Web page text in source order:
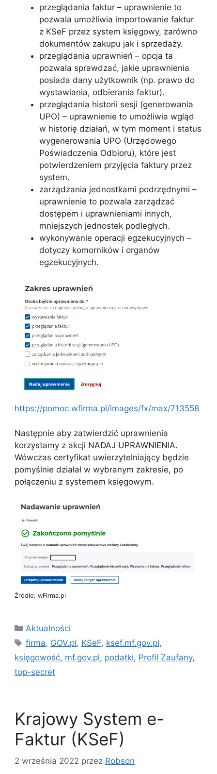
przeglądania faktur – uprawnienie to
pozwala umożliwia importowanie faktur
z KSeF przez system księgowy, zarówno
dokumentów zakupu jak i sprzedaży.
przeglądania uprawnień – opcja ta
pozwala sprawdzać, jakie uprawnienia
posiada dany użytkownik (np. prawo do
wystawiania, odbierania faktur).
przeglądania historii sesji (generowania
UPO) – uprawnienie to umożliwia wgląd
w historię działań, w tym moment i status
wygenerowania UPO (Urzędowego
Poświadczenia Odbioru), które jest
potwierdzeniem przyjęcia faktury przez
system.
zarządzania jednostkami podrzędnymi –
uprawnienie to pozwala zarządzać
dostępem i uprawnieniami innych,
mniejszych jednostek podległych.
wykonywanie operacji egzekucyjnych –
dotyczy komorników i organów
egzekucyjnych.
https://pomoc.wfirma.pl/images/fx/max/713558
Następnie aby zatwierdzić uprawnienia
korzystamy z akcji NADAJ UPRAWNIENIA.
Wówczas certyfikat uwierzytelniający będzie
pomyślnie działał w wybranym zakresie, po
połączeniu z systemem księgowym.
Źródło: wFirma.pl
Kategorie
Aktualności
Tagi
firma, GOV.pl, KSeF, ksef.mf.gov.pl,
księgowość, mf.gov.pl, podatki, Profil Zaufany,
top-secret
Krajowy System e-
Faktur (KSeF)
2 września 2022 przez Robson